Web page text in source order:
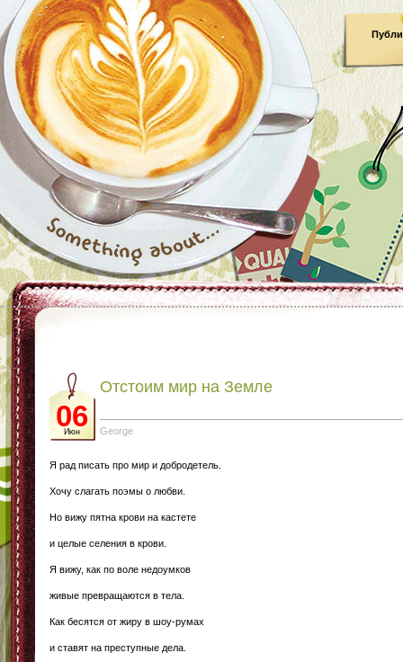
06
Июн
Отстоим мир на Земле
George
Я рад писать про мир и добродетель.
Хочу слагать поэмы о любви.
Но вижу пятна крови на кастете
и целые селения в крови.
Я вижу, как по воле недоумков
живые превращаются в тела.
Как бесятся от жиру в шоу-румах
и ставят на преступные дела.